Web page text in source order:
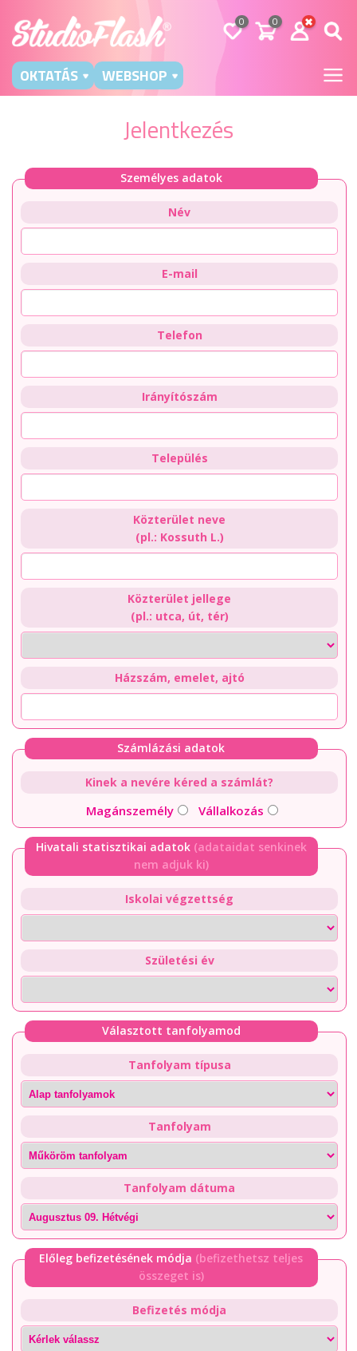
0 0
OKTATÁS WEBSHOP
Jelentkezés
Személyes adatok
Név
E-mail
Telefon
Irányítószám
Település
Közterület neve
(pl.: Kossuth L.)
Közterület jellege
(pl.: utca, út, tér)
Házszám, emelet, ajtó
Számlázási adatok
Kinek a nevére kéred a számlát?
Magánszemély Vállalkozás
Hivatali statisztikai adatok (adataidat senkinek
nem adjuk ki)
Iskolai végzettség
Születési év
Választott tanfolyamod
Tanfolyam típusa
Tanfolyam
Tanfolyam dátuma
Előleg befizetésének módja (befizethetsz teljes
összeget is)
Befizetés módja